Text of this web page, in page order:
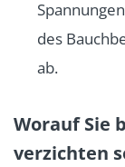
des
ab.
Worauf Sie
verzichten